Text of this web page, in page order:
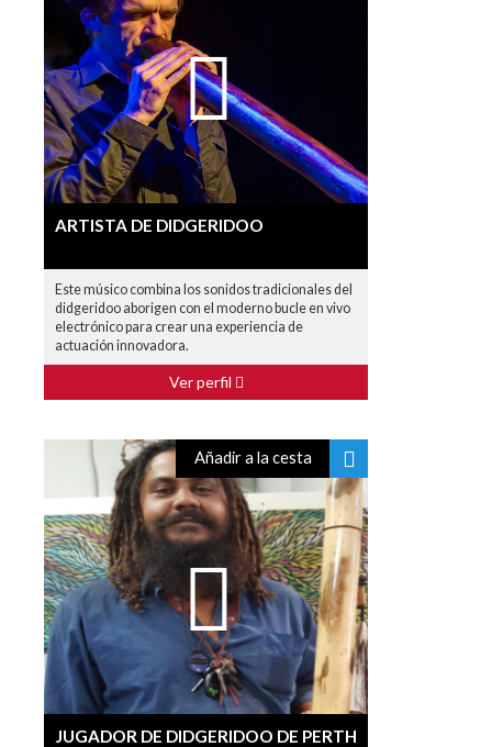
ARTISTA DE DIDGERIDOO
Este músico combina los sonidos tradicionales del
didgeridoo aborigen con el moderno bucle en vivo
electrónico para crear una experiencia de
actuación innovadora.
Ver perfil
Añadir a la cesta
JUGADOR DE DIDGERIDOO DE PERTH